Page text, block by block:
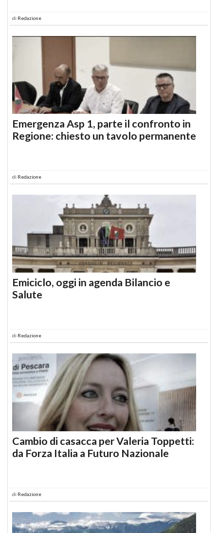
di Redazione
Emergenza Asp 1, parte il confronto in
Regione: chiesto un tavolo permanente
di Redazione
Emiciclo, oggi in agenda Bilancio e
Salute
di Redazione
Cambio di casacca per Valeria Toppetti:
da Forza Italia a Futuro Nazionale
di Redazione